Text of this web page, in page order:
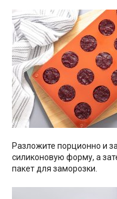
Разложите порционно и
силиконовую форму, а
пакет для заморозки.